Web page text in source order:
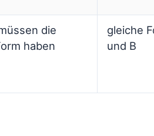
die
haben
gleiche
und B